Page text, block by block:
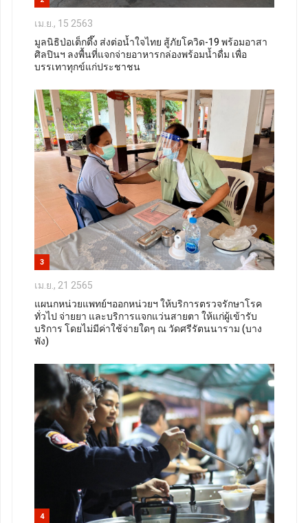
เม.ย., 15 2563
มูลนิธิป่อเต็กตึ๊ง ส่งต่อน้ำใจไทย สู้ภัยโควิด-19 พร้อมอาสา
ศิลปินฯ ลงพื้นที่แจกจ่ายอาหารกล่องพร้อมน้ำดื่ม เพื่อ
บรรเทาทุกข์แก่ประชาชน
3
เม.ย., 21 2565
แผนกหน่วยแพทย์ฯออกหน่วยฯ ให้บริการตรวจรักษาโรค
ทั่วไป จ่ายยา และบริการแจกแว่นสายตา ให้แก่ผู้เข้ารับ
บริการ โดยไม่มีค่าใช้จ่ายใดๆ ณ วัดศรีรัตนนาราม (บาง
พัง)
4